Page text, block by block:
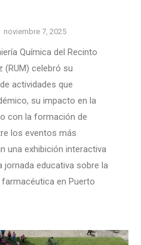
noviembre 7, 2025
Química del Recinto
(RUM) celebró su
actividades que
su impacto en la
con la formación de
los eventos más
una exhibición interactiva
jornada educativa sobre la
en Puerto